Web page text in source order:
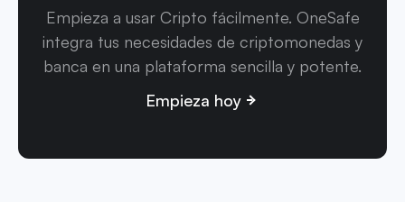
Empieza a usar Cripto fácilmente. OneSafe
integra tus necesidades de criptomonedas y
banca en una plataforma sencilla y potente.
Empieza hoy